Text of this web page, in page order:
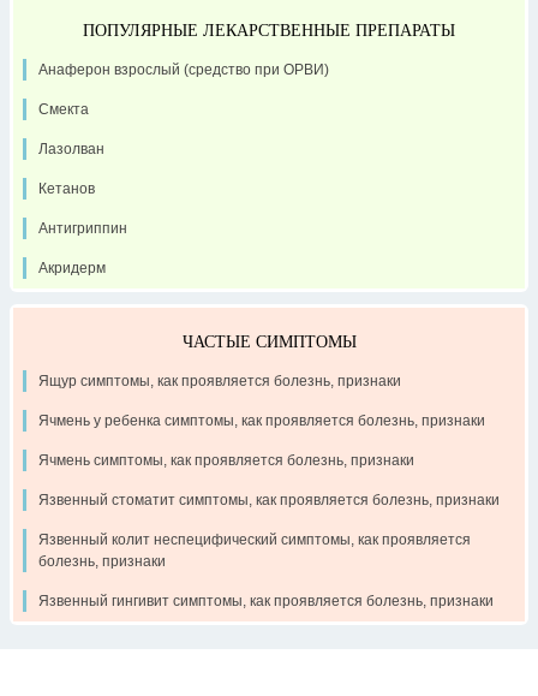
ПОПУЛЯРНЫЕ ЛЕКАРСТВЕННЫЕ ПРЕПАРАТЫ
Анаферон взрослый (средство при ОРВИ)
Смекта
Лазолван
Кетанов
Антигриппин
Акридерм
ЧАСТЫЕ СИМПТОМЫ
Ящур симптомы, как проявляется болезнь, признаки
Ячмень у ребенка симптомы, как проявляется болезнь, признаки
Ячмень симптомы, как проявляется болезнь, признаки
Язвенный стоматит симптомы, как проявляется болезнь, признаки
Язвенный колит неспецифический симптомы, как проявляется
болезнь, признаки
Язвенный гингивит симптомы, как проявляется болезнь, признаки